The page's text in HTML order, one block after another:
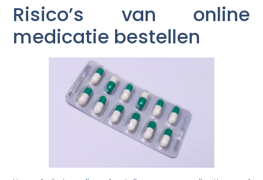
Risico’s van online
medicatie bestellen